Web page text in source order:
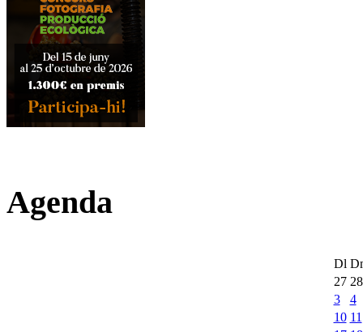
Agenda
Dl
27 28
3
4
10 11